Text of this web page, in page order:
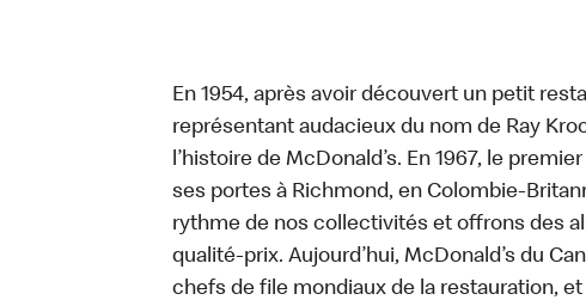
En 1954, après avoir découvert un petit
représentant audacieux du nom de Ray
l’histoire de McDonald’s. En 1967, le
ses portes à Richmond, en Colombie-
rythme de nos collectivités et offrons des
qualité-prix. Aujourd’hui, McDonald’s du
chefs de file mondiaux de la restauration,